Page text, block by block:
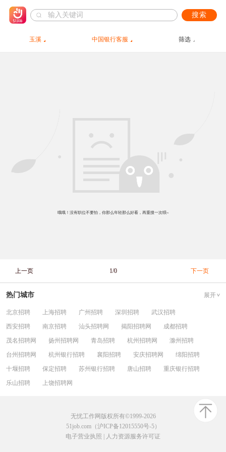
搜索
玉溪 中国银行客服 筛选
哦哦！没有职位不要怕，你那么年轻那么好看，再重搜一次呗~
上一页 1/0 下一页
热门城市 展开
北京招聘 上海招聘 广州招聘 深圳招聘
武汉招聘
西安招聘
南京招聘 汕头招聘网 揭阳招聘网
成都招聘
茂名招聘网
扬州招聘网 青岛招聘 杭州招聘网
滁州招聘
台州招聘网
杭州银行招聘 襄阳招聘 安庆招聘网
绵阳招聘
十堰招聘
保定招聘 苏州银行招聘 唐山招聘
重庆银行招聘
乐山招聘
上饶招聘网
无忧工作网版权所有©1999-2026
51job.com（沪ICP备12015550号-5）
电子营业执照
人力资源服务许可证